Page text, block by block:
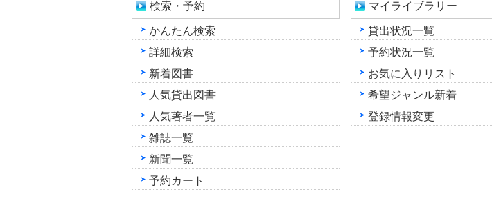
検索・予約
かんたん検索
詳細検索
新着図書
人気貸出図書
人気著者一覧
雑誌一覧
新聞一覧
予約カート
マイライブラリー
貸出状況一覧
予約状況一覧
お気に入りリスト
希望ジャンル新着
登録情報変更